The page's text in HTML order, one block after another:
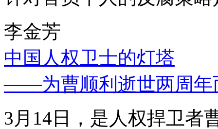
李金芳
中国人权卫士的灯塔
——为曹顺利逝世两周年
3月14日，是人权捍卫者